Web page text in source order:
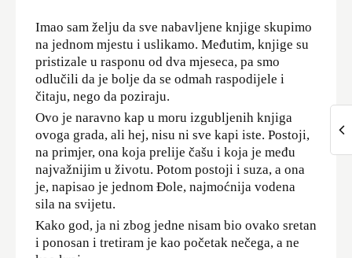
Imao sam želju da sve nabavljene knjige skupimo
na jednom mjestu i uslikamo. Međutim, knjige su
pristizale u rasponu od dva mjeseca, pa smo
odlučili da je bolje da se odmah raspodijele i
čitaju, nego da poziraju.
Ovo je naravno kap u moru izgubljenih knjiga
ovoga grada, ali hej, nisu ni sve kapi iste. Postoji,
na primjer, ona koja prelije čašu i koja je među
najvažnijim u životu. Potom postoji i suza, a ona
je, napisao je jednom Đole, najmoćnija vodena
sila na svijetu.
Kako god, ja ni zbog jedne nisam bio ovako sretan
i ponosan i tretiram je kao početak nečega, a ne